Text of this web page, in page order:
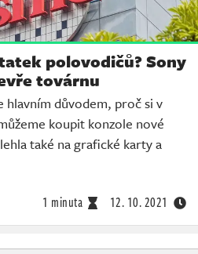
polovodičů? Sony
továrnu
důvodem, proč si v
koupit konzole nové
také na grafické karty a
1 minuta 12. 10. 2021